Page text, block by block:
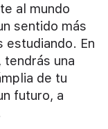
al mundo
sentido más
estudiando. En
una
de tu
futuro, a